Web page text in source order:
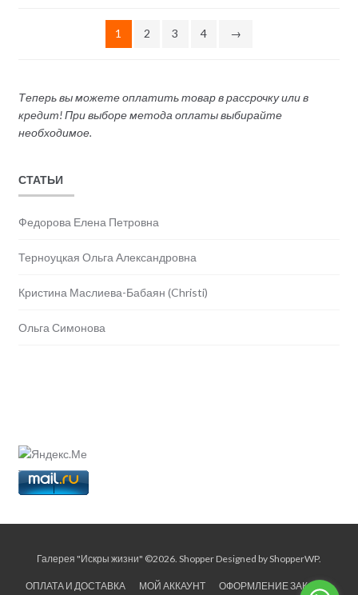
1 2 3 4 →
Теперь вы можете оплатить товар в рассрочку или в
кредит! При выборе метода оплаты выбирайте
необходимое.
СТАТЬИ
Федорова Елена Петровна
Терноуцкая Ольга Александровна
Кристина Маслиева-Бабаян (Christi)
Ольга Симонова
Галерея "Искры жизни" ©2026. Shopper Designed byShopperWP.
ОПЛАТА И ДОСТАВКА МОЙ АККАУНТ
ОФОРМЛЕНИЕ ЗАКАЗА